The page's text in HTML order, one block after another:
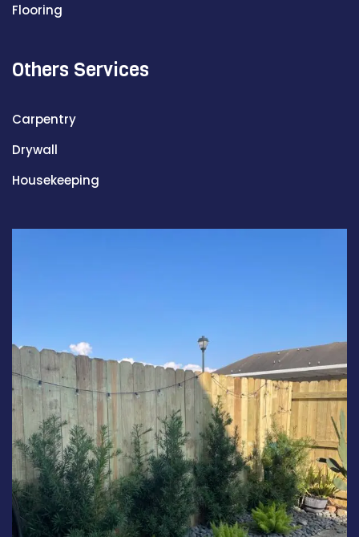
Flooring
Others Services
Carpentry
Drywall
Housekeeping